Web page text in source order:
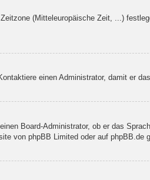
(Mitteleuropäische Zeit, ...)
einen Administrator, damit er
Board-Administrator, ob er das
von phpBB Limitedoder auf phpBB.de